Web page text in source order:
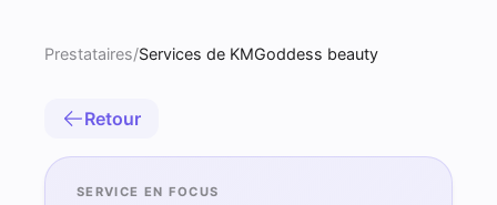
Prestataires/Services de KMGoddess beauty
Retour
SERVICE EN FOCUS